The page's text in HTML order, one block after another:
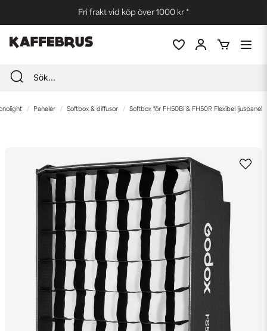
Fri frakt vid köp över 1000 kr *
Paneler Softbox & diffusor Softbox för FH50Bi & FH50R Flexibel ljuspanel